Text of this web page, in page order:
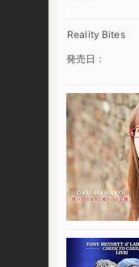
Reality Bites
発売日：